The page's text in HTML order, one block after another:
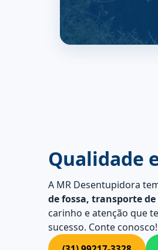
Qualidade
A MR Desentupidora
de fossa, transporte
carinho e atenção que
sucesso. Conte conosco!